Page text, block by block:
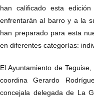
han calificado esta
enfrentarán al barro y a la
han preparado para esta
en diferentes categorías:
El Ayuntamiento de
coordina Gerardo
concejala delegada de La